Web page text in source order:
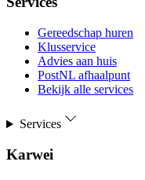
Gereedschap huren
Klusservice
Advies aan huis
PostNL afhaalpunt
Bekijk alle services
Services
Karwei